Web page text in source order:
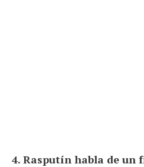
4. Rasputín habla de un